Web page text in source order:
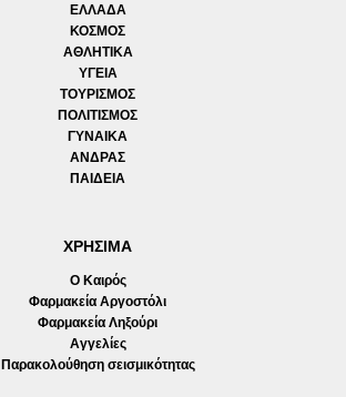
ΕΛΛΑΔΑ
ΚΟΣΜΟΣ
ΑΘΛΗΤΙΚΑ
ΥΓΕΙΑ
ΤΟΥΡΙΣΜΟΣ
ΠΟΛΙΤΙΣΜΟΣ
ΓΥΝΑΙΚΑ
ΑΝΔΡΑΣ
ΠΑΙΔΕΙΑ
ΧΡΗΣΙΜΑ
Ο Καιρός
Φαρμακεία Αργοστόλι
Φαρμακεία Ληξούρι
Αγγελίες
Παρακολούθηση σεισμικότητας